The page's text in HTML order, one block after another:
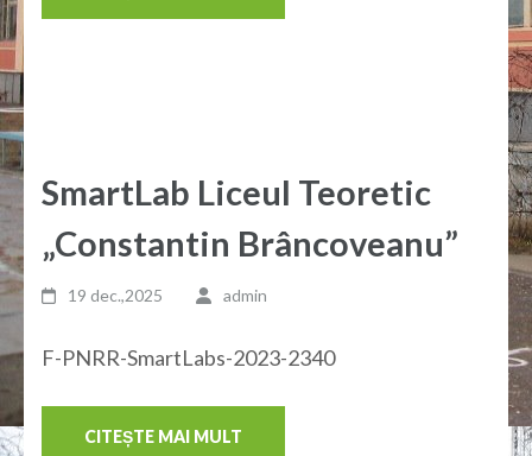
SmartLab Liceul Teoretic
„Constantin Brâncoveanu”
19 dec.,2025 admin
F-PNRR-SmartLabs-2023-2340
CITEȘTE MAI MULT